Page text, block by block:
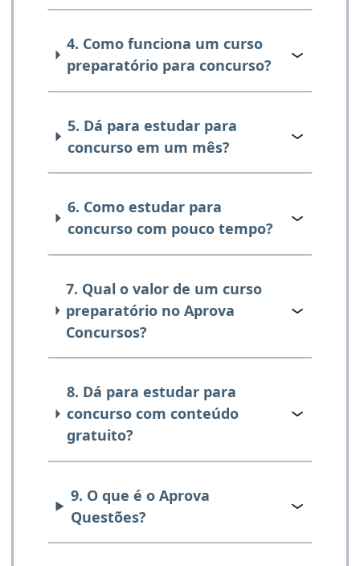
4. Como funciona um curso
preparatório para concurso?
5. Dá para estudar para
concurso em um mês?
6. Como estudar para
concurso com pouco tempo?
7. Qual o valor de um curso
preparatório no Aprova
Concursos?
8. Dá para estudar para
concurso com conteúdo
gratuito?
9. O que é o Aprova
Questões?